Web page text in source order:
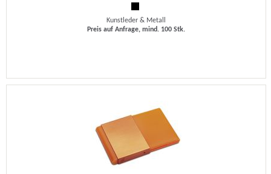
Kunstleder & Metall
Preis auf Anfrage, mind. 100 Stk.